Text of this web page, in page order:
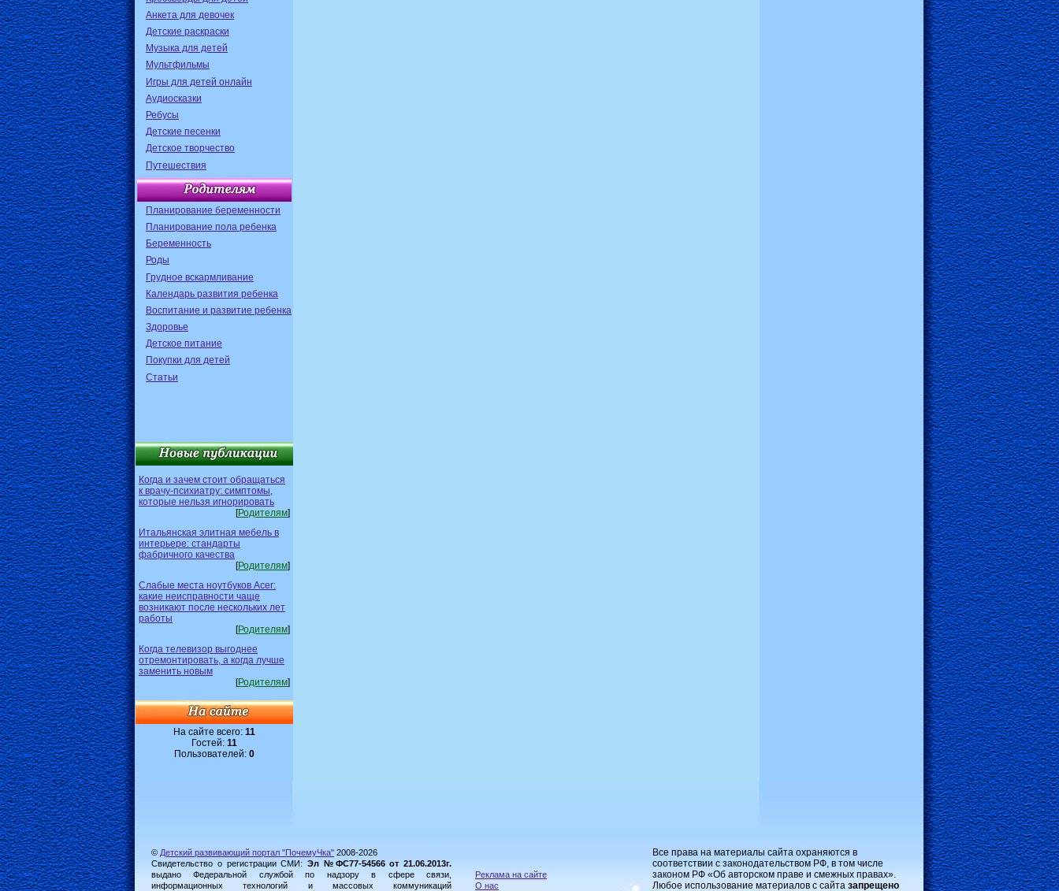
Анкета для девочек
Детские раскраски
Музыка для детей
Мультфильмы
Игры для детей онлайн
Аудиосказки
Ребусы
Детские песенки
Детское творчество
Путешествия
Планирование беременности
Планирование пола ребенка
Беременность
Роды
Грудное вскармливание
Календарь развития ребенка
Воспитание и развитие ребенка
Здоровье
Детское питание
Покупки для детей
Статьи
Когда и зачем стоит обращаться
к врачу-психиатру: симптомы,
которые нельзя игнорировать
[Родителям]
Итальянская элитная мебель в
интерьере: стандарты
фабричного качества
[Родителям]
Слабые места ноутбуков Acer:
какие неисправности чаще
возникают после нескольких лет
работы
[Родителям]
Когда телевизор выгоднее
отремонтировать, а когда лучше
заменить новым
[Родителям]
На сайте всего: 11
Гостей: 11
Пользователей: 0
© Детский развивающий портал "ПочемуЧка" 2008-2026
Свидетельство о регистрации СМИ: Эл №ФС77-54566 от 21.06.2013г.
выдано Федеральной службой по надзору в сфере связи,
информационных технологий и массовых коммуникаций
Реклама на сайте
О нас
Все права на материалы сайта охраняются в
соответствии с законодательством РФ, в том числе
законом РФ «Об авторском праве и смежных правах».
Любое использование материалов с сайта запрещено